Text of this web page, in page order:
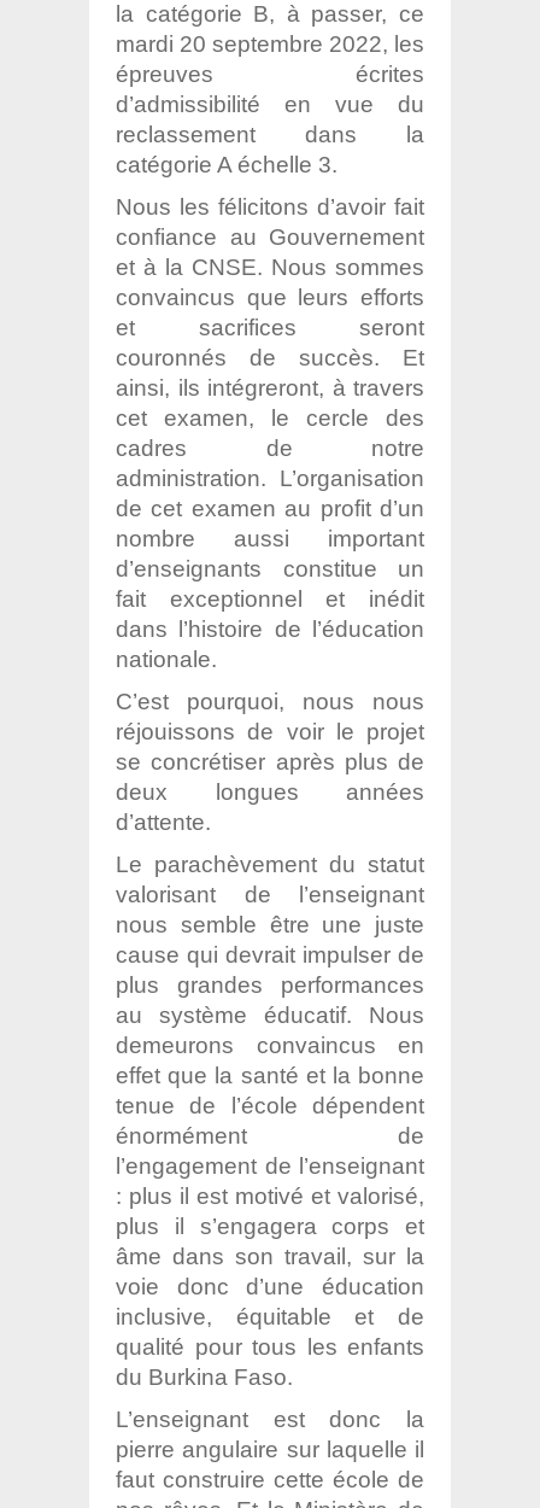
la catégorie B, à passer, ce
mardi 20 septembre 2022, les
épreuves écrites
d’admissibilité en vue du
reclassement dans la
catégorie A échelle 3.
Nous les félicitons d’avoir fait
confiance au Gouvernement
et à la CNSE. Nous sommes
convaincus que leurs efforts
et sacrifices seront
couronnés de succès. Et
ainsi, ils intégreront, à travers
cet examen, le cercle des
cadres de notre
administration. L’organisation
de cet examen au profit d’un
nombre aussi important
d’enseignants constitue un
fait exceptionnel et inédit
dans l’histoire de l’éducation
nationale.
C’est pourquoi, nous nous
réjouissons de voir le projet
se concrétiser après plus de
deux longues années
d’attente.
Le parachèvement du statut
valorisant de l’enseignant
nous semble être une juste
cause qui devrait impulser de
plus grandes performances
au système éducatif. Nous
demeurons convaincus en
effet que la santé et la bonne
tenue de l’école dépendent
énormément de
l’engagement de l’enseignant
: plus il est motivé et valorisé,
plus il s’engagera corps et
âme dans son travail, sur la
voie donc d’une éducation
inclusive, équitable et de
qualité pour tous les enfants
du Burkina Faso.
L’enseignant est donc la
pierre angulaire sur laquelle il
faut construire cette école de